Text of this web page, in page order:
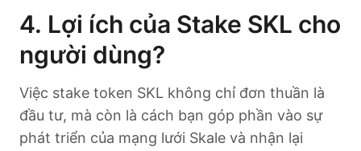
4. Lợi ích của Stake SKL cho
người dùng?
Việc stake token SKL không chỉ đơn thuần là
đầu tư, mà còn là cách bạn góp phần vào sự
phát triển của mạng lưới Skale và nhận lại